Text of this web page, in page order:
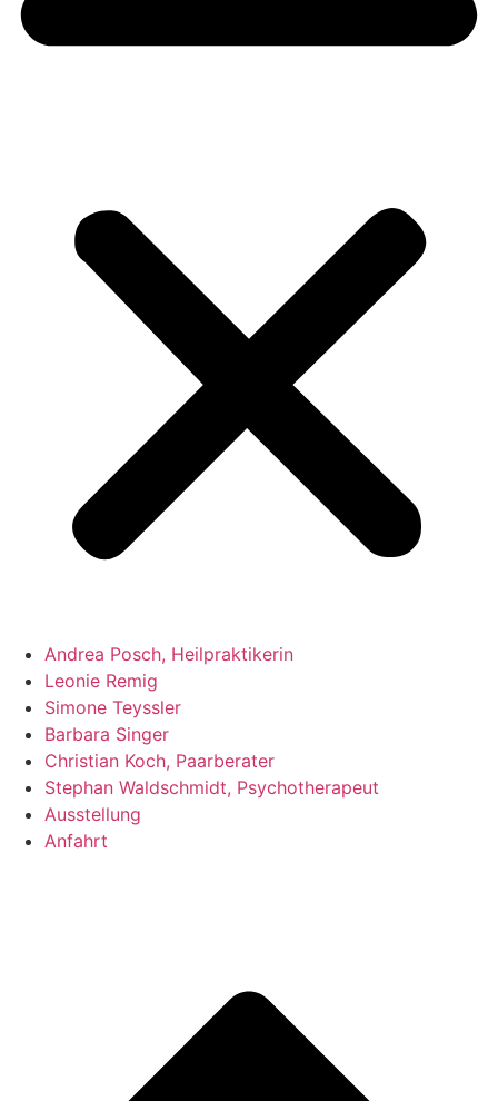
Andrea Posch, Heilpraktikerin
Leonie Remig
Simone Teyssler
Barbara Singer
Christian Koch, Paarberater
Stephan Waldschmidt, Psychotherapeut
Ausstellung
Anfahrt